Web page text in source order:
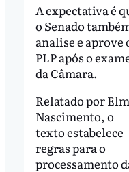
A expectativa é
o Senado
analise e aprove
PLP após o
da Câmara.
Relatado por
Nascimento, o
texto estabelece
regras para o
processamento